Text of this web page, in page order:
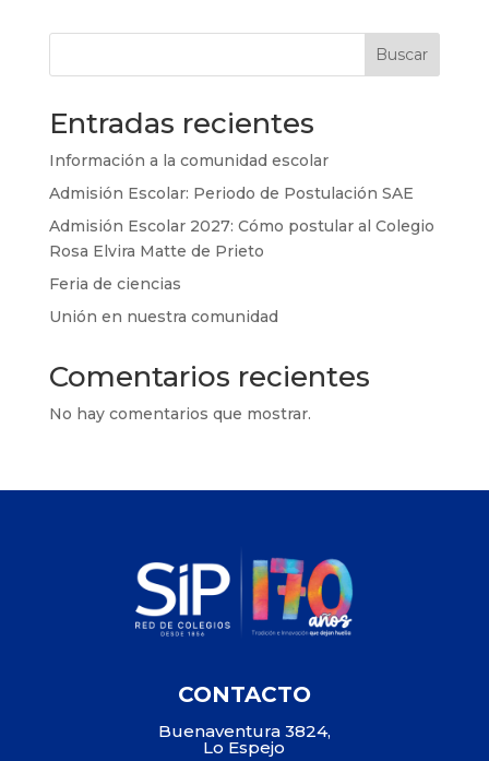
Buscar
Entradas recientes
Información a la comunidad escolar
Admisión Escolar: Periodo de Postulación SAE
Admisión Escolar 2027: Cómo postular al Colegio
Rosa Elvira Matte de Prieto
Feria de ciencias
Unión en nuestra comunidad
Comentarios recientes
No hay comentarios que mostrar.
CONTACTO
Buenaventura 3824,
Lo Espejo